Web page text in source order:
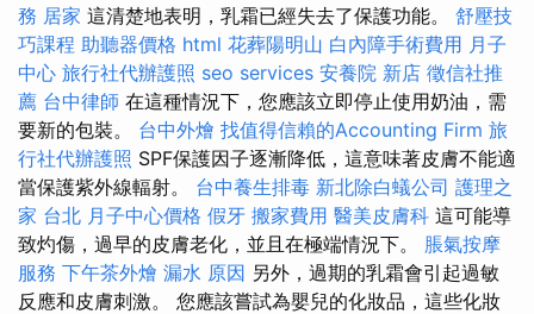
務 居家 這清楚地表明，乳霜已經失去了保護功能。 舒壓技
巧課程 助聽器價格 html 花葬陽明山 白內障手術費用 月子
中心 旅行社代辦護照 seo services 安養院 新店 徵信社推
薦 台中律師 在這種情況下，您應該立即停止使用奶油，需
要新的包裝。 台中外燴 找值得信賴的Accounting Firm 旅
行社代辦護照 SPF保護因子逐漸降低，這意味著皮膚不能適
當保護紫外線輻射。 台中養生排毒 新北除白蟻公司 護理之
家 台北 月子中心價格 假牙 搬家費用 醫美皮膚科 這可能導
致灼傷，過早的皮膚老化，並且在極端情況下。 脹氣按摩
服務 下午茶外燴 漏水 原因 另外，過期的乳霜會引起過敏
反應和皮膚刺激。 您應該嘗試為嬰兒的化妝品，這些化妝